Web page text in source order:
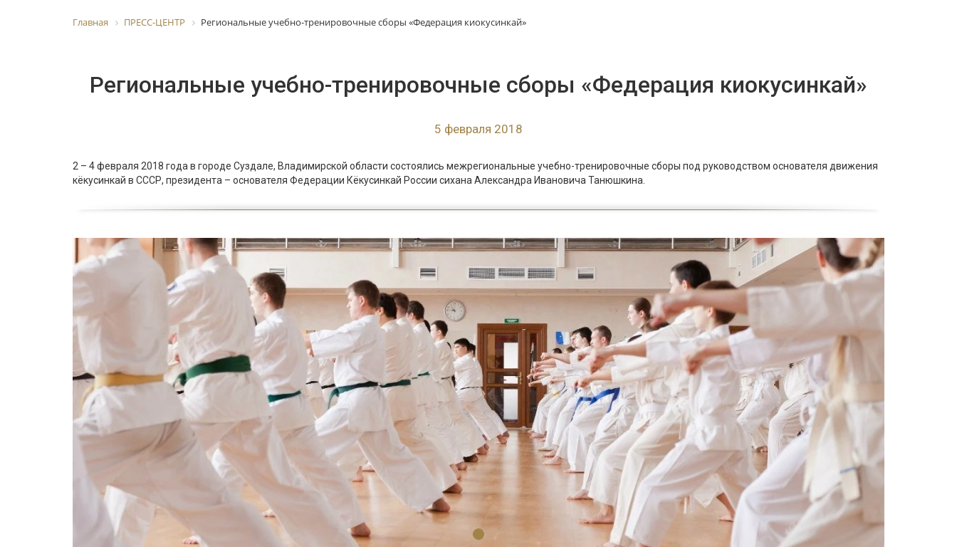
Главная ПРЕСС-ЦЕНТР Региональные учебно-тренировочные сборы «Федерация киокусинкай»
Региональные учебно-тренировочные сборы «Федерация киокусинкай»
5 февраля 2018
2 – 4 февраля 2018 года в городе Суздале, Владимирской области состоялись межрегиональные учебно-тренировочные сборы под руководством основателя движения
кёкусинкай в СССР, президента – основателя Федерации Кёкусинкай России сихана Александра Ивановича Танюшкина.